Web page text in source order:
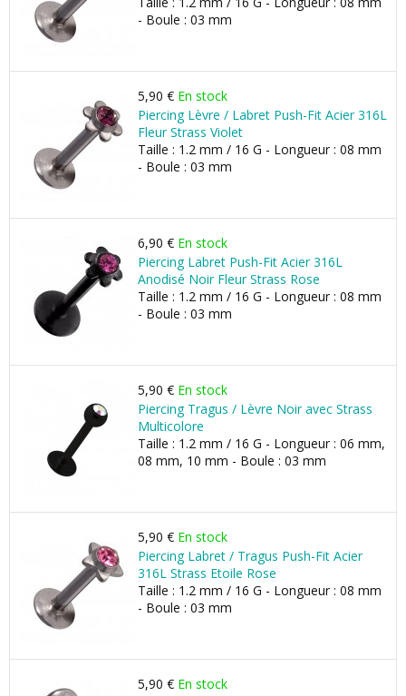
- Boule : 03 mm
5,90 € En stock
Piercing Lèvre / Labret Push-Fit Acier 316L
Fleur Strass Violet
Taille : 1.2 mm / 16 G - Longueur : 08 mm
- Boule : 03 mm
6,90 € En stock
Piercing Labret Push-Fit Acier 316L
Anodisé Noir Fleur Strass Rose
Taille : 1.2 mm / 16 G - Longueur : 08 mm
- Boule : 03 mm
5,90 € En stock
Piercing Tragus / Lèvre Noir avec Strass
Multicolore
Taille : 1.2 mm / 16 G - Longueur : 06 mm,
08 mm, 10 mm - Boule : 03 mm
5,90 € En stock
Piercing Labret / Tragus Push-Fit Acier
316L Strass Etoile Rose
Taille : 1.2 mm / 16 G - Longueur : 08 mm
- Boule : 03 mm
5,90 € En stock